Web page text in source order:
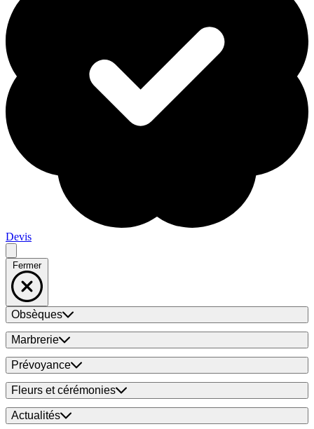
Devis
Fermer
Obsèques
Marbrerie
Prévoyance
Fleurs et cérémonies
Actualités